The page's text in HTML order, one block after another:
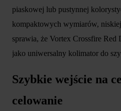
piaskowej lub pustynnej
kompaktowych wymiarów,
sprawia, że Vortex Crossfire Red
jako uniwersalny kolimator do
Szybkie wejście na
celowanie